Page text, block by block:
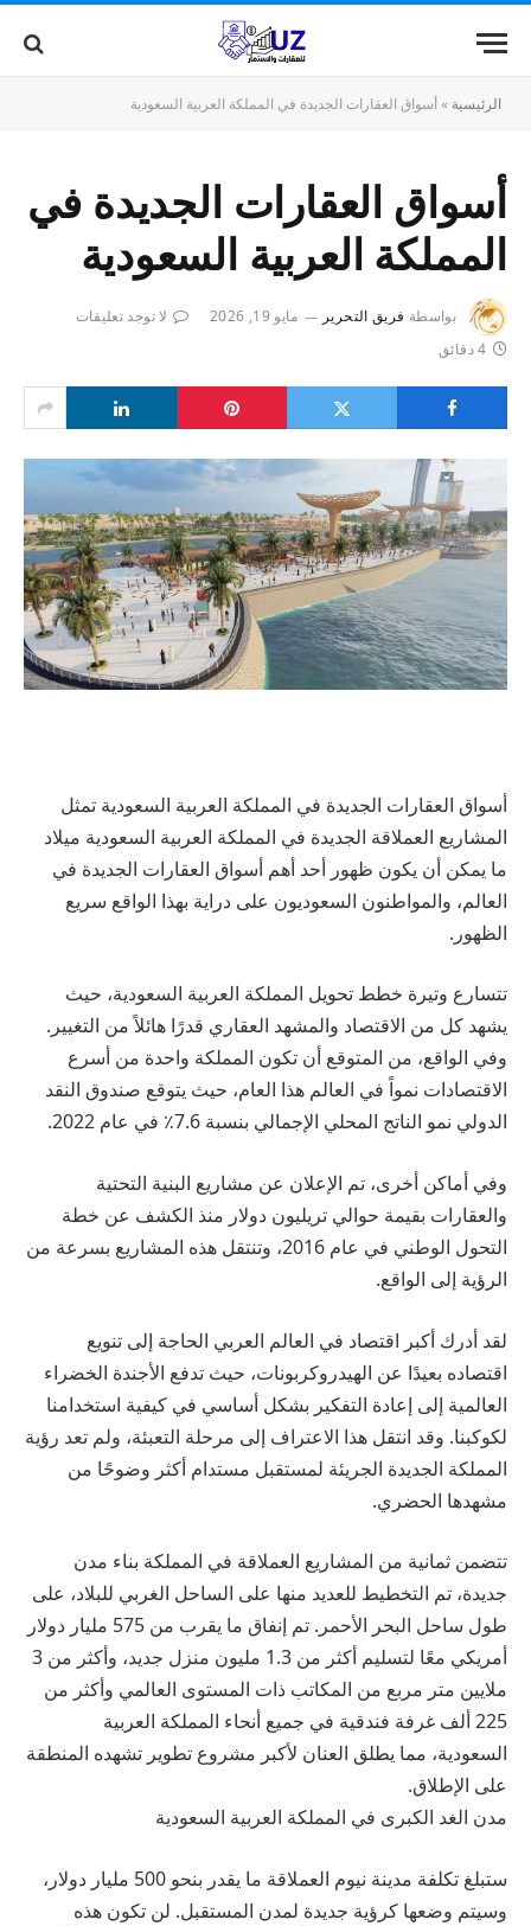
الرئيسية » أسواق العقارات الجديدة في المملكة العربية السعودية
أسواق العقارات الجديدة في
المملكة العربية السعودية
بواسطة فريق التحرير مايو 19, 2026
لا توجد تعليقات
4 دقائق
أسواق العقارات الجديدة في المملكة العربية السعودية تمثل
المشاريع العملاقة الجديدة في المملكة العربية السعودية ميلاد
ما يمكن أن يكون ظهور أحد أهم أسواق العقارات الجديدة في
العالم، والمواطنون السعوديون على دراية بهذا الواقع سريع
الظهور.
تتسارع وتيرة خطط تحويل المملكة العربية السعودية، حيث
يشهد كل من الاقتصاد والمشهد العقاري قدرًا هائلاً من التغيير.
وفي الواقع، من المتوقع أن تكون المملكة واحدة من أسرع
الاقتصادات نمواً في العالم هذا العام، حيث يتوقع صندوق النقد
الدولي نمو الناتج المحلي الإجمالي بنسبة 7.6٪ في عام 2022.
وفي أماكن أخرى، تم الإعلان عن مشاريع البنية التحتية
والعقارات بقيمة حوالي تريليون دولار منذ الكشف عن خطة
التحول الوطني في عام 2016، وتنتقل هذه المشاريع بسرعة من
الرؤية إلى الواقع.
لقد أدرك أكبر اقتصاد في العالم العربي الحاجة إلى تنويع
اقتصاده بعيدًا عن الهيدروكربونات، حيث تدفع الأجندة الخضراء
العالمية إلى إعادة التفكير بشكل أساسي في كيفية استخدامنا
لكوكبنا. وقد انتقل هذا الاعتراف إلى مرحلة التعبئة، ولم تعد رؤية
المملكة الجديدة الجريئة لمستقبل مستدام أكثر وضوحًا من
مشهدها الحضري.
تتضمن ثمانية من المشاريع العملاقة في المملكة بناء مدن
جديدة، تم التخطيط للعديد منها على الساحل الغربي للبلاد، على
طول ساحل البحر الأحمر. تم إنفاق ما يقرب من 575 مليار دولار
أمريكي معًا لتسليم أكثر من 1.3 مليون منزل جديد، وأكثر من 3
ملايين متر مربع من المكاتب ذات المستوى العالمي وأكثر من
225 ألف غرفة فندقية في جميع أنحاء المملكة العربية
السعودية، مما يطلق العنان لأكبر مشروع تطوير تشهده المنطقة
على الإطلاق.
مدن الغد الكبرى في المملكة العربية السعودية
ستبلغ تكلفة مدينة نيوم العملاقة ما يقدر بنحو 500 مليار دولار،
وسيتم وضعها كرؤية جديدة لمدن المستقبل. لن تكون هذه